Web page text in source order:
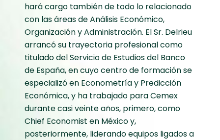
hará cargo también de todo lo relacionado
con las áreas de Análisis Económico,
Organización y Administración. El Sr. Delrieu
arrancó su trayectoria profesional como
titulado del Servicio de Estudios del Banco
de España, en cuyo centro de formación se
especializó en Econometría y Predicción
Económica, y ha trabajado para Cemex
durante casi veinte años, primero, como
Chief Economist en México y,
posteriormente, liderando equipos ligados a